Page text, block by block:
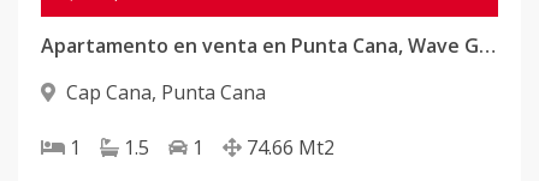
Apartamento en venta en Punta Cana, Wave Garden
Cap Cana, Punta Cana
1 1.5 1 74.66 Mt2